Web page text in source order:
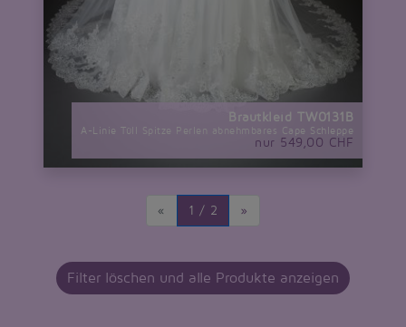
Brautkleid TW0131B
A-Linie Tüll Spitze Perlen abnehmbares Cape Schleppe
nur 549,00 CHF
« 1 / 2 »
Filter löschen und alle Produkte anzeigen